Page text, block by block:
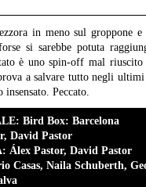
in meno sul groppone
si sarebbe potuta
è uno spin-off mal
a salvare tutto negli ultimi
Peccato.
Bird Box: Barcelona
David Pastor
Álex Pastor, David Pastor
Casas, Naila Schuberth,